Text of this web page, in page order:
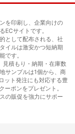
を印刷し、企業向けの
ECサイトです。
として配布される、社
イルは激安かつ短納期
です。
積もり・納期・在庫数
サンプルは1個から、商
ット発注にも対応する豊
ポンをプレゼント。
の販促を強力にサポー